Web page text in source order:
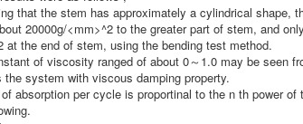
that the stem has approximately a cylindrical shape,
20000g/<mm>^2 to the greater part of stem, and
at the end of stem, using the bending test method.
of viscosity ranged of about 0～1.0 may be seen
the system with viscous damping property.
absorption per cycle is proportinal to the n th power